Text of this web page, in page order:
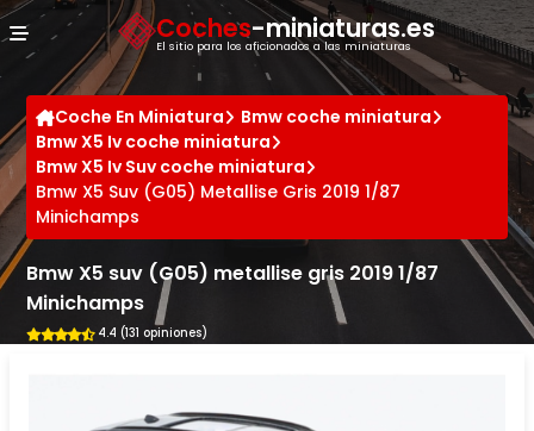
Coches-miniaturas.es
El sitio para los aficionados a las miniaturas
Coche En Miniatura
Bmw coche miniatura
Bmw X5 Iv coche miniatura
Bmw X5 Iv Suv coche miniatura
Bmw X5 Suv (G05) Metallise Gris 2019 1/87
Minichamps
Bmw X5 suv (G05) metallise gris 2019 1/87
Minichamps
4.4 (131 opiniones)
Panel de gestión de cookies